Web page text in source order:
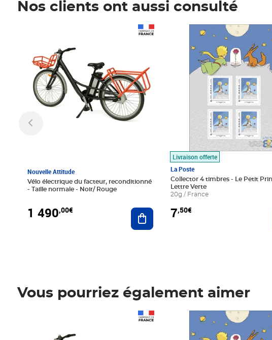
Nos clients ont aussi consulté
Nouvelle Attitude
Vélo électrique du facteur, reconditionné
- Taille normale - Noir/ Rouge
1 490,00€ Ajouter au panier
Livraison offerte
La Poste
Collector 4 timbres - Le Petit
Lettre Verte
20g / France
7,50€
Prix 7,50€
Vous pourriez également aimer
Prix 7,50€